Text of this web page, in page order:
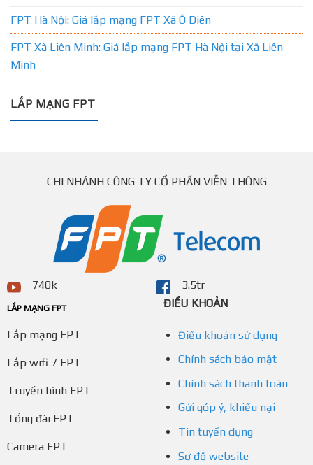
FPT Hà Nội: Giá lắp mạng FPT Xã Ô Diên
FPT Xã Liên Minh: Giá lắp mạng FPT Hà Nội tại Xã Liên
Minh
LẮP MẠNG FPT
CHI NHÁNH CÔNG TY CỔ PHẦN VIỄN THÔNG
740k 3.5tr
LẮP MẠNG FPT
Lắp mạng FPT
Lắp wifi 7 FPT
Truyền hình FPT
Tổng đài FPT
Camera FPT
ĐIỀU KHOẢN
Điều khoản sử dụng
Chính sách bảo mật
Chính sách thanh toán
Gửi góp ý, khiếu nại
Tin tuyển dụng
Sơ đồ website